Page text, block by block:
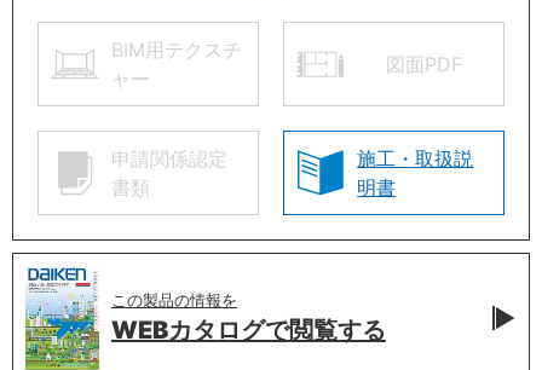
BIM用テクスチ
ャー
図面PDF
申請関係認定
書類
施工・取扱説
明書
この製品の情報を
WEBカタログで閲覧する